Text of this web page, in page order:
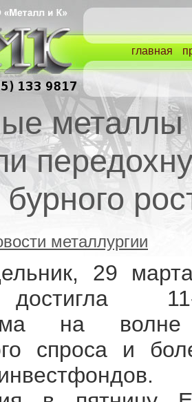
главная
металлы
металлургии
29
11-
на
спроса и